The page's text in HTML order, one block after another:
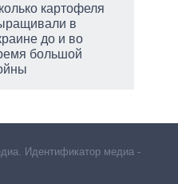
картофеля
в
до и во
большой
Идентификатор медиа –